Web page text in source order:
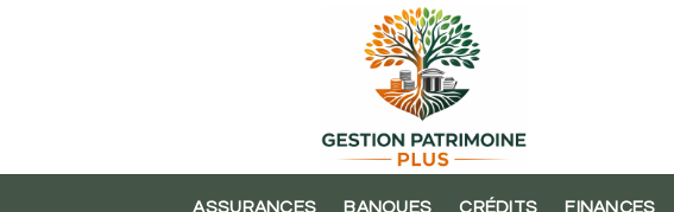
ASSURANCES BANQUES CRÉDITS FINANCES